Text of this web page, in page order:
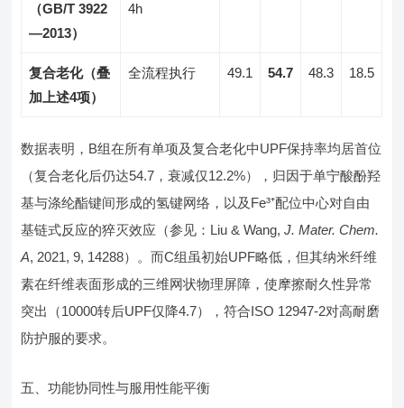
（GB/T 3922
—2013）
4h
复合老化（叠
加上述4项）
全流程执行 49.1 54.7 48.3 18.5
数据表明，B组在所有单项及复合老化中UPF保持率均居首位
（复合老化后仍达54.7，衰减仅12.2%），归因于单宁酸酚羟
基与涤纶酯键间形成的氢键网络，以及Fe³⁺配位中心对自由
基链式反应的猝灭效应（参见：Liu & Wang,J. Mater. Chem.
A, 2021, 9, 14288）。而C组虽初始UPF略低，但其纳米纤维
素在纤维表面形成的三维网状物理屏障，使摩擦耐久性异常
突出（10000转后UPF仅降4.7），符合ISO 12947-2对高耐磨
防护服的要求。
五、功能协同性与服用性能平衡